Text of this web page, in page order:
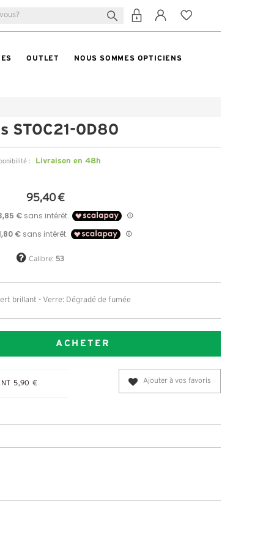
OUTLET NOUS SOMMES OPTICIENS
STOC21-0D80
: Livraison en 48h
95,40 €
Calibre: 53
brillant - Verre: Dégradé de fumée
ACHETER
5,90 € Ajouter à vos favoris